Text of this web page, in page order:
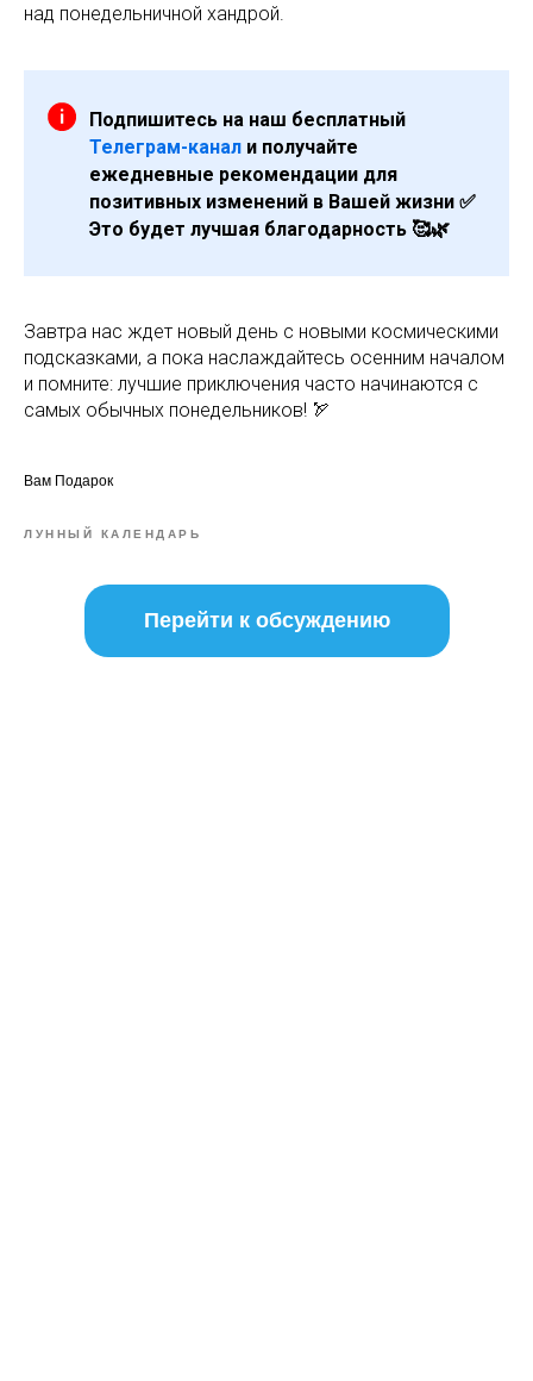
над понедельничной хандрой.
Подпишитесь на наш бесплатный
Телеграм-канал и получайте
ежедневные рекомендации для
позитивных изменений в Вашей жизни ✅
Это будет лучшая благодарность 🥰🌿
Завтра нас ждет новый день с новыми космическими
подсказками, а пока наслаждайтесь осенним началом
и помните: лучшие приключения часто начинаются с
самых обычных понедельников! 🏹
Вам Подарок
ЛУННЫЙ КАЛЕНДАРЬ
Перейти к обсуждению